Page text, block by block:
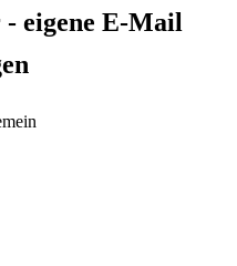
eigene E-Mail